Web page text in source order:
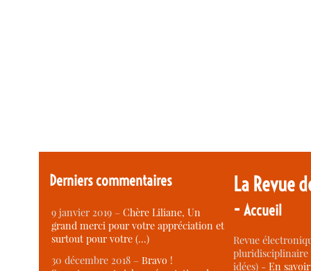
Derniers commentaires
9 janvier 2019 –Chère Liliane, Un
grand merci pour votre appréciation et
surtout pour votre (…)
30 décembre 2018 –Bravo !
La Revue
-Accueil
Revue
idées) -En